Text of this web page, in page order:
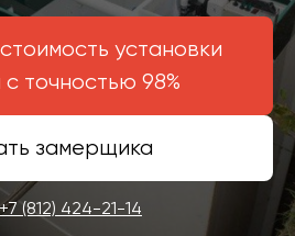
установки
с точностью 98%
замерщика
+7 (812) 424-21-14